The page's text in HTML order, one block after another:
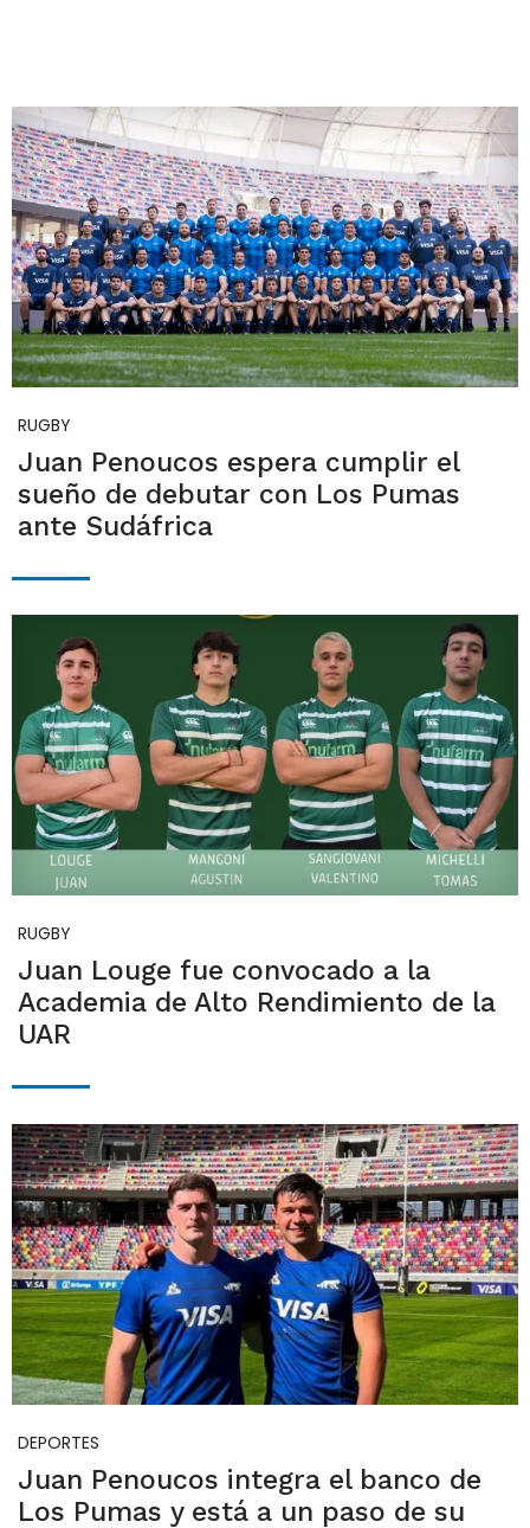
RUGBY
Juan Penoucos espera cumplir el
sueño de debutar con Los Pumas
ante Sudáfrica
RUGBY
Juan Louge fue convocado a la
Academia de Alto Rendimiento de la
UAR
DEPORTES
Juan Penoucos integra el banco de
Los Pumas y está a un paso de su